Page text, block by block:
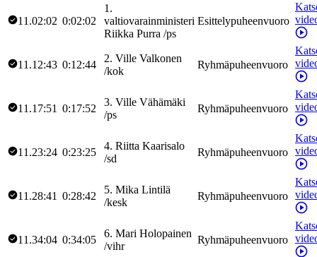
11.02:02 0:02:02
1 .
valtiovarainministeri
Riikka Purra /ps
Esittelypuheenvuoro
11.12:43 0:12:44
2. Ville Valkonen
/kok
Ryhmäpuheenvuoro
11.17:51 0:17:52
3. Ville Vähämäki
/ps
Ryhmäpuheenvuoro
11.23:24 0:23:25
4. Riitta Kaarisalo
/sd
Ryhmäpuheenvuoro
11.28:41 0:28:42
5. Mika Lintilä
/kesk
Ryhmäpuheenvuoro
11.34:04 0:34:05
6. Mari Holopainen
/vihr
Ryhmäpuheenvuoro